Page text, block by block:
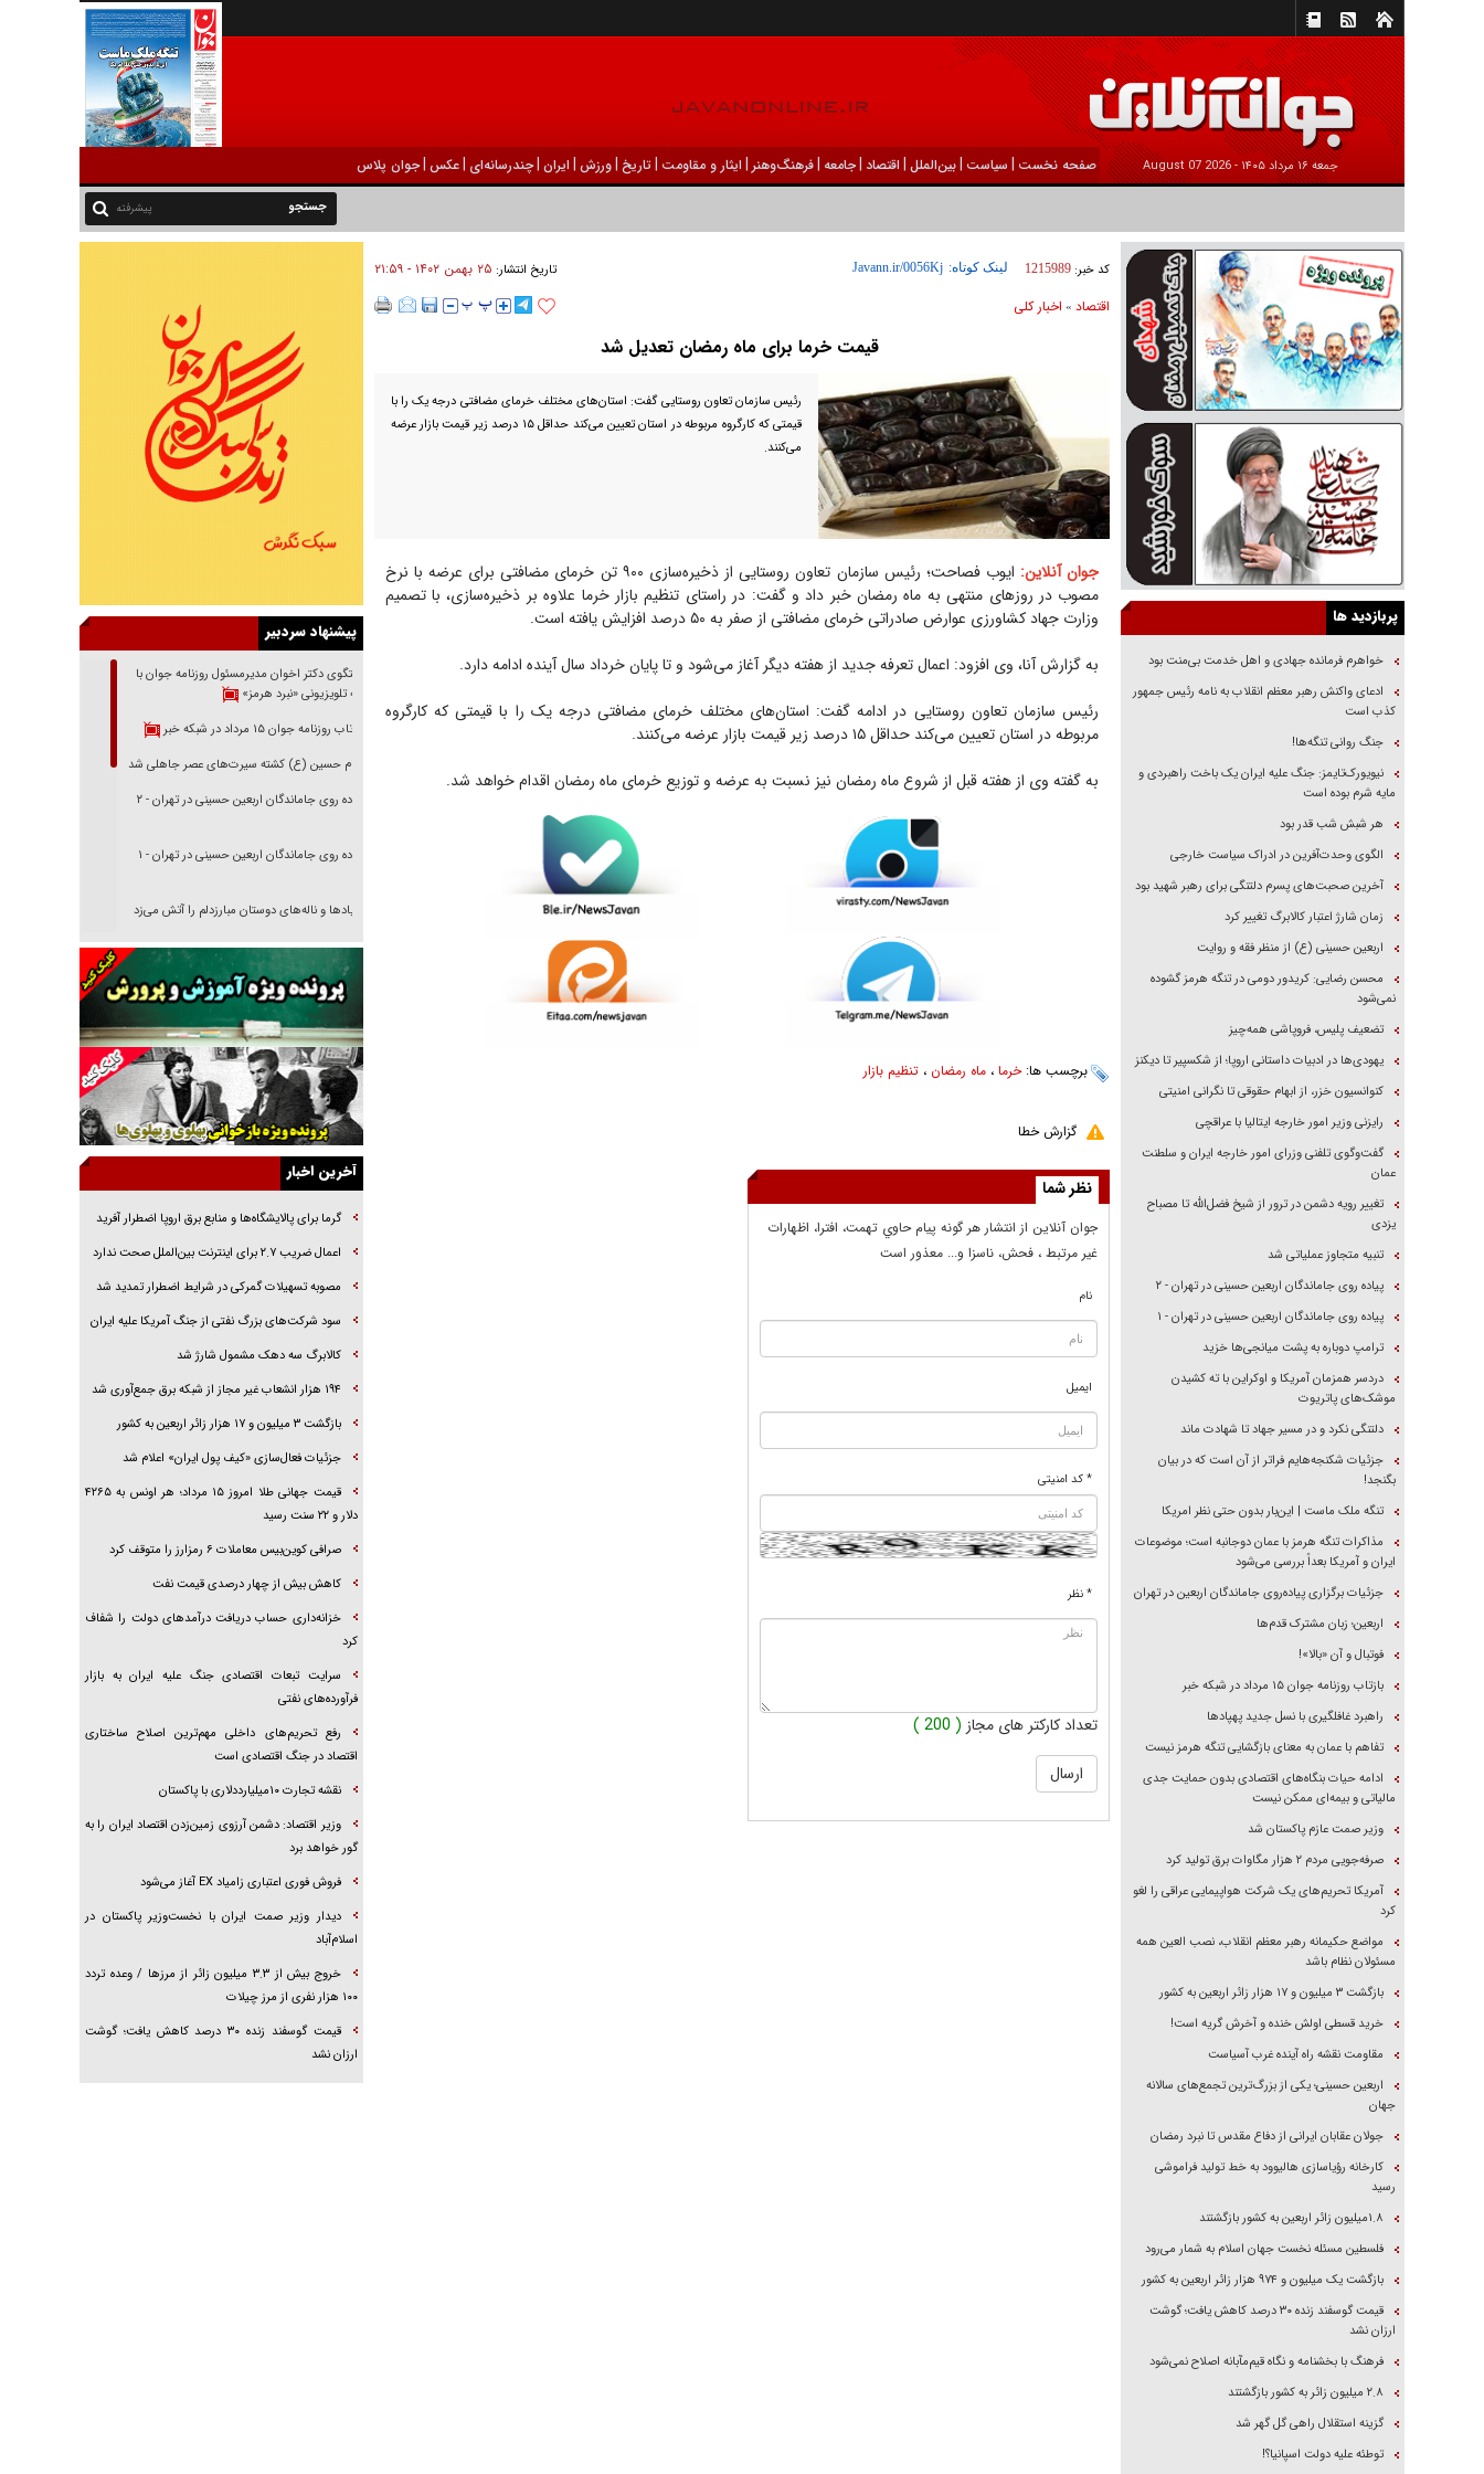
جمعه ۱۶ مرداد ۱۴۰۵ - 2026 August 07 صفحه نخست | سیاست |بين‌الملل | اقتصاد |جامعه |فرهنگ‌و‌هنر | ایثار و مقاومت |تاریخ |ورزش | ايران |چندرسانه‌ای |عکس |جوان پلاس
پیشرفته
کد خبر: 1215989 لینک کوتاه: تاریخ انتشار: ۲۵ بهمن ۱۴۰۲ - ۲۱:۵۹
اقتصاد» اخبار کلی
قیمت خرما برای ماه رمضان تعدیل شد
رئیس سازمان تعاون روستایی گفت: استان‌های مختلف خرمای مضافتی درجه یک را با
قیمتی که کارگروه مربوطه در استان تعیین می‌کند حداقل ۱۵ درصد زیر قیمت بازار عرضه
می‌کنند.
جوان آنلاین:
ایوب فصاحت؛ رئیس سازمان تعاون روستایی از ذخیره‌سازی ۹۰۰ تن خرمای مضافتی برای عرضه با نرخ
مصوب در روز‌های منتهی به ماه رمضان خبر داد و گفت: در راستای تنظیم بازار خرما علاوه بر ذخیره‌سازی، با تصمیم
وزارت جهاد کشاورزی عوارض صادراتی خرمای مضافتی از صفر به ۵۰ درصد افزایش یافته است.
به گزارش آنا، وی افزود: اعمال تعرفه جدید از هفته دیگر آغاز می‌شود و تا پایان خرداد سال آینده ادامه دارد.
رئیس سازمان تعاون روستایی در ادامه گفت: استان‌های مختلف خرمای مضافتی درجه یک را با قیمتی که کارگروه
مربوطه در استان تعیین می‌کند حداقل ۱۵ درصد زیر قیمت بازار عرضه می‌کنند.
به گفته وی از هفته قبل از شروع ماه رمضان نیز نسبت به عرضه و توزیع خرمای ماه رمضان اقدام خواهد شد.
برچسب ها:خرما، ماه رمضان ، تنظیم بازار
گزارش خطا
نظر شما
جوان آنلاين از انتشار هر گونه پيام حاوي تهمت، افترا، اظهارات
غير مرتبط ، فحش، ناسزا و... معذور است
نام
ایمیل
* کد امنیتی
* نظر
تعداد کارکتر های مجاز ( 200 )
پربازدید ها
خواهرم فرمانده جهادی و اهل خدمت بی‌منت بود
ادعای واکنش رهبر معظم انقلاب به نامه رئیس جمهور
کذب است
جنگ روانی تنگه‌ها!
نیویورک‌تایمز: جنگ علیه ایران یک باخت راهبردی و
مایه شرم بوده است
هر شبش شب قدر بود
الگوی وحدت‌آفرین در ادراک سیاست خارجی
آخرین صحبت‌های پسرم دلتنگی برای رهبر شهید بود
زمان شارژ اعتبار کالابرگ تغییر کرد
اربعین حسینی (ع) از منظر فقه و روایت
محسن رضایی: کریدور دومی در تنگه هرمز گشوده
نمی‌شود
تضعیف پلیس، فروپاشی همه‌چیز
یهودی‌ها در ادبیات داستانی اروپا؛ از شکسپیر تا دیکنز
کنوانسیون خزر، از ابهام حقوقی تا نگرانی امنیتی
رایزنی وزیر امور خارجه ایتالیا با عراقچی
گفت‌وگوی تلفنی وزرای امور خارجه ایران و سلطنت
عمان
تغییر رویه دشمن در ترور از شیخ فضل‌الله تا مصباح
یزدی
تنبیه متجاوز عملیاتی شد
پیاده روی جاماندگان اربعین حسینی در تهران - ۲
پیاده روی جاماندگان اربعین حسینی در تهران - ۱
ترامپ دوباره به پشت میانجی‌ها خزید
دردسر همزمان آمریکا و اوکراین با ته کشیدن
موشک‌های پاتریوت
دلتنگی نکرد و در مسیر جهاد تا شهادت ماند
جزئیات شکنجه‌هایم فراتر از آن است که در بیان
بگنجد!
تنگه ملک ماست | این‌بار بدون حتی نظر امریکا
مذاکرات تنگه هرمز با عمان دوجانبه است؛ موضوعات
ایران و آمریکا بعداً بررسی می‌شود
جزئیات برگزاری پیاده‌روی جاماندگان اربعین در تهران
اربعین؛ زبان مشترک قدم‌ها
فوتبال و آن «بالا»!
بازتاب روزنامه جوان ۱۵ مرداد در شبکه خبر
راهبرد غافلگیری با نسل جدید پهپاد‌ها
تفاهم با عمان به معنای بازگشایی تنگه هرمز نیست
ادامه حیات بنگاه‌های اقتصادی بدون حمایت جدی
مالیاتی و بیمه‌ای ممکن نیست
وزیر صمت عازم پاکستان شد
صرفه‌جویی مردم ۲ هزار مگاوات برق تولید کرد
آمریکا تحریم‌های یک شرکت هواپیمایی عراقی را لغو
کرد
مواضع حکیمانه رهبر معظم انقلاب، نصب العین همه
مسئولان نظام باشد
بازگشت ۳ میلیون و ۱۷ هزار زائر اربعین به کشور
خرید قسطی اولش خنده و آخرش گریه است!
مقاومت نقشه راه آینده غرب آسیاست
اربعین حسینی؛ یکی از بزرگ‌ترین تجمع‌های سالانه
جهان
جولان عقابان ایرانی از دفاع مقدس تا نبرد رمضان
کارخانه رؤیاسازی هالیوود به خط تولید فراموشی
رسید
۱.۸میلیون زائر اربعین به کشور بازگشتند
فلسطین مسئله نخست جهان اسلام به شمار می‌رود
بازگشت یک میلیون و ۹۷۴ هزار زائر اربعین به کشور
قیمت گوسفند زنده ۳۰ درصد کاهش یافت؛ گوشت
ارزان نشد
فرهنگ با بخشنامه و نگاه قیم‌مآبانه اصلاح نمی‌شود
۲.۸ میلیون زائر به کشور بازگشتند
گزینه استقلال راهی گل گهر شد
توطئه علیه دولت اسپانیا؟!
پیشنهاد سردبیر
گفتگوی دکتر اخوان مدیرمسئول روزنامه جوان با
برنامه تلویزیونی «نبرد هرمز»
بازتاب روزنامه جوان ۱۵ مرداد در شبکه خبر
امام حسین (ع) کشته سیرت‌های عصر جاهلی شد
پیاده روی جاماندگان اربعین حسینی در تهران - ۲
پیاده روی جاماندگان اربعین حسینی در تهران - ۱
فریاد‌ها و ناله‌های دوستان مبارزدلم را آتش می‌زد
تغییر رویه دشمن در ترور از شیخ فضل‌الله تا مصباح
خرید قسطی اولش خنده و آخرش گریه است!
فوتبال و آن «بالا»!
راهبرد غافلگیری با نسل جدید پهپاد‌ها
جنجال پزشکان تقلبی در صنعت زیبایی
یهودی‌ها در ادبیات داستانی اروپا؛ از شکسپیر تا
دیکنز
خواهرم فرمانده جهادی و اهل خدمت بی‌منت بود
جزئیات شکنجه‌هایم فراتر از آن است که در بیان
برابر یورش به پاسگاه‌های پلیس
آخرین اخبار
گرما برای پالایشگاه‌ها و منابع برق اروپا اضطرار آفرید
اعمال ضریب ۲.۷ برای اینترنت بین‌الملل صحت ندارد
مصوبه تسهیلات گمرکی در شرایط اضطرار تمدید شد
سود شرکت‌های بزرگ نفتی از جنگ آمریکا علیه ایران
کالابرگ سه دهک مشمول شارژ شد
۱۹۴ هزار انشعاب غیر مجاز از شبکه برق جمع‌آوری شد
بازگشت ۳ میلیون و ۱۷ هزار زائر اربعین به کشور
جزئیات فعال‌سازی «کیف پول ایران» اعلام شد
قیمت جهانی طلا امروز ۱۵ مرداد؛ هر اونس به ۴۲۶۵
دلار و ۲۲ سنت رسید
صرافی کوین‌بیس معاملات ۶ رمزارز را متوقف کرد
کاهش بیش از چهار درصدی قیمت نفت
خزانه‌داری حساب دریافت درآمد‌های دولت را شفاف
کرد
سرایت تبعات اقتصادی جنگ علیه ایران به بازار
فرآورده‌های نفتی
رفع تحریم‌های داخلی مهم‌ترین اصلاح ساختاری
اقتصاد در جنگ اقتصادی است
نقشه تجارت ۱۰میلیارددلاری با پاکستان
وزیر اقتصاد: دشمن آرزوی زمین‌زدن اقتصاد ایران را به
گور خواهد برد
فروش فوری اعتباری زامیاد EX آغاز می‌شود
دیدار وزیر صمت ایران با نخست‌وزیر پاکستان در
اسلام‌آباد
خروج بیش از ۳.۳ میلیون زائر از مرز‌ها / وعده تردد
۱۰۰ هزار نفری از مرز چیلات
قیمت گوسفند زنده ۳۰ درصد کاهش یافت؛ گوشت
ارزان نشد